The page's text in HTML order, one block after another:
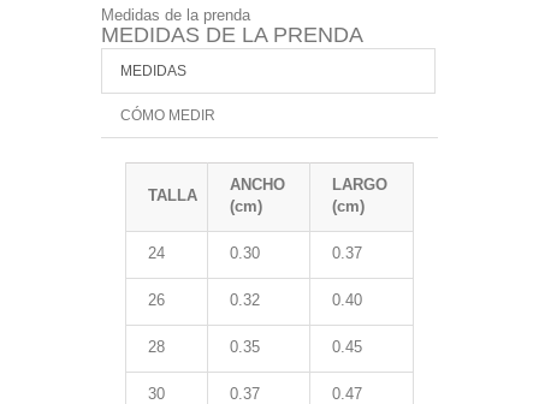
Medidas de la prenda
MEDIDAS DE LA PRENDA
MEDIDAS
CÓMO MEDIR
TALLA
ANCHO
(cm)
LARGO
(cm)
24 0.30 0.37
26 0.32 0.40
28 0.35 0.45
30 0.37 0.47